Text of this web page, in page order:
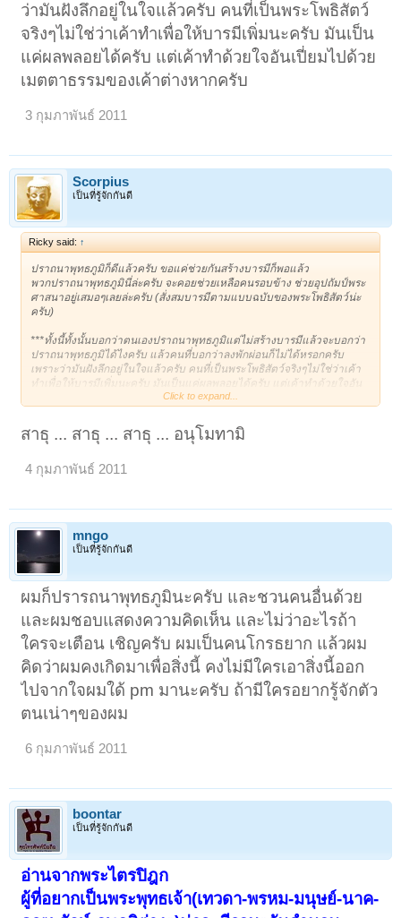
ว่ามันฝังลึกอยู่ในใจแล้วครับ คนที่เป็นพระโพธิสัตว์
จริงๆไม่ใช่ว่าเค้าทำเพื่อให้บารมีเพิ่มนะครับ มันเป็น
แค่ผลพลอยได้ครับ แต่เค้าทำด้วยใจอันเปี่ยมไปด้วย
เมตตาธรรมของเค้าต่างหากครับ
3 กุมภาพันธ์ 2011
Scorpius
เป็นที่รู้จักกันดี
Ricky said: ↑
ปราถนาพุทธภูมิก็ดีแล้วครับ ขอแค่ช่วยกันสร้างบารมีก็พอแล้ว
พวกปราถนาพุทธภูมินี่ล่ะครับ จะคอยช่วยเหลือคนรอบข้าง ช่วยอุปถัมป์พระ
ศาสนาอยู่เสมอๆเลยล่ะครับ (สั่งสมบารมีตามแบบฉบับของพระโพธิสัตว์น่ะ
ครับ)
***ทั้งนี้ทั้งนั้นบอกว่าตนเองปราถนาพุทธภูมิแต่ไม่สร้างบารมีแล้วจะบอกว่า
ปราถนาพุทธภูมิได้ไงครับ แล้วคนที่บอกว่าลงพักผ่อนก็ไม่ได้หรอกครับ
เพราะว่ามันฝังลึกอยู่ในใจแล้วครับ คนที่เป็นพระโพธิสัตว์จริงๆไม่ใช่ว่าเค้า
ทำเพื่อให้บารมีเพิ่มนะครับ มันเป็นแค่ผลพลอยได้ครับ แต่เค้าทำด้วยใจอัน
เปี่ยมไปด้วยเมตตาธรรมของเค้าต่างหากครับ
Click to expand...
สาธุ ... สาธุ ... สาธุ ... อนุโมทามิ
4 กุมภาพันธ์ 2011
mngo
เป็นที่รู้จักกันดี
ผมก็ปรารถนาพุทธภูมินะครับ และชวนคนอื่นด้วย
และผมชอบแสดงความคิดเห็น และไม่ว่าอะไรถ้า
ใครจะเตือน เชิญครับ ผมเป็นคนโกรธยาก แล้วผม
คิดว่าผมคงเกิดมาเพื่อสิ่งนี้ คงไม่มีใครเอาสิ่งนี้ออก
ไปจากใจผมใด้ pm มานะครับ ถ้ามีใครอยากรู้จักตัว
ตนเน่าๆของผม
6 กุมภาพันธ์ 2011
boontar
เป็นที่รู้จักกันดี
อ่านจากพระไตรปิฎก
ผู้ที่อยากเป็นพระพุทธเจ้า(เทวดา-พรหม-มนุษย์-นาค-